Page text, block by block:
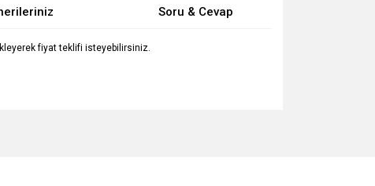
Soru & Cevap
fiyat teklifi isteyebilirsiniz.